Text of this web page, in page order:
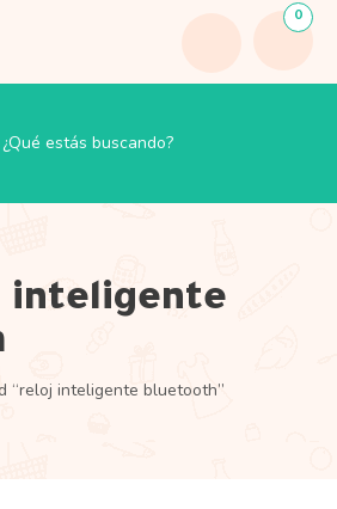
0
inteligente
“reloj inteligente bluetooth”